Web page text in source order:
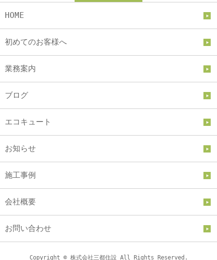
HOME
初めてのお客様へ
業務案内
ブログ
エコキュート
お知らせ
施工事例
会社概要
お問い合わせ
Copyright © 株式会社三都住設 All Rights Reserved.